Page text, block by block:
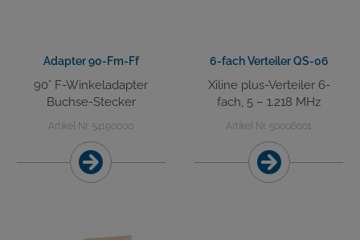
Adapter 90-Fm-Ff
90° F-Winkeladapter
Buchse-Stecker
Artikel Nr. 54190000
6-fach Verteiler QS-06
Xiline plus-Verteiler 6-
fach, 5 – 1.218 MHz
Artikel Nr. 50006001